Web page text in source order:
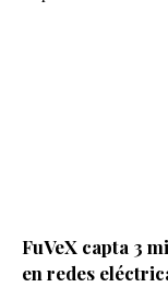
FuVeX capta 3
en redes